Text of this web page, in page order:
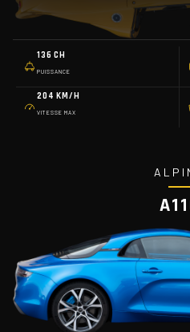
136 CH
PUISSANCE
204 KM/H
VITESSE MAX